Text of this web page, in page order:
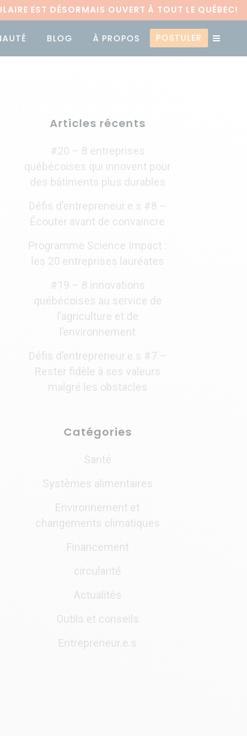
EST DÉSORMAIS OUVERT À TOUT LE QUÉBEC!
BLOG À PROPOS POSTULER
Articles récents
#20 – 8 entreprises
québécoises qui innovent pour
des bâtiments plus durables
Défis d’entrepreneur.e.s #8 –
Écouter avant de convaincre
Programme Science Impact :
les 20 entreprises lauréates
#19 – 8 innovations
québécoises au service de
l’agriculture et de
l’environnement
Défis d’entrepreneur.e.s #7 –
Rester fidèle à ses valeurs
malgré les obstacles
Catégories
Santé
Systèmes alimentaires
Environnement et
changements climatiques
Financement
circularité
Actualités
Outils et conseils
Entrepreneur.e.s